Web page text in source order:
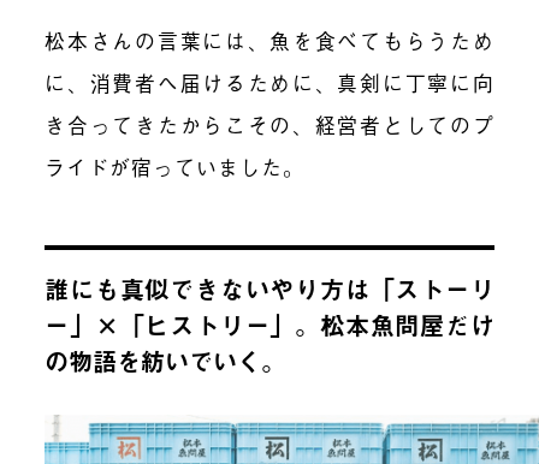
松本さんの言葉には、魚を食べてもらうため
に、消費者へ届けるために、真剣に丁寧に向
き合ってきたからこその、経営者としてのプ
ライドが宿っていました。
誰にも真似できないやり方は「ストーリ
ー」×「ヒストリー」。松本魚問屋だけ
の物語を紡いでいく。